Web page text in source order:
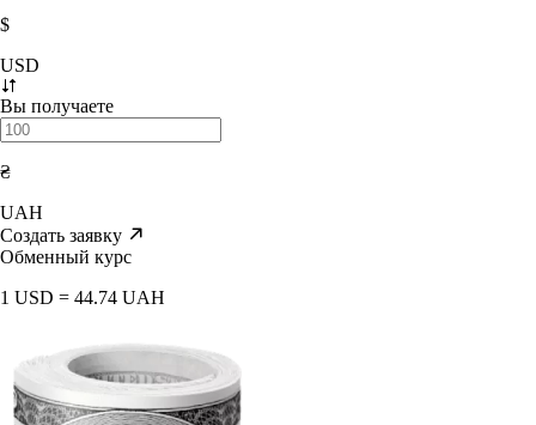
$
USD
Вы получаете
₴
UAH
Создать заявку
Обменный курс
1 USD = 44.74 UAH